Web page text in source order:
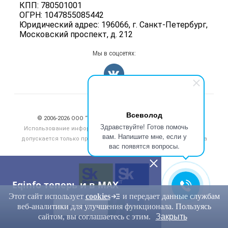
Всеволод
Здравствуйте! Готов помочь
вам. Напишите мне, если у
вас появятся вопросы.
Eqinfo теперь и в MAX
ПЕРЕЙТИ
КПП: 780501001
ОГРН: 1047855085442
Юридический адрес: 196066, г. Санкт-Петербург,
Московский проспект, д. 212
Информация о компаниях
Добавить объявление
Карта объявлений
Мы в соцсетях:
© 2006‑2026 ООО “Инлайн”. 12+ Все права защищены.
Использование информации, размещенной на данном сайте,
допускается только при размещении активной гиперссылки на
eqinfo.ru
Этот сайт использует cookies
и передает данные службам
веб-аналитики для улучшения функционала. Пользуясь
сайтом, вы соглашаетесь с этим.
Закрыть